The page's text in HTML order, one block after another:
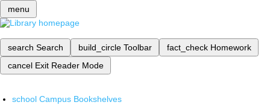
menu
search Search build_circle Toolbar fact_check Homework
cancel Exit Reader Mode
school Campus Bookshelves